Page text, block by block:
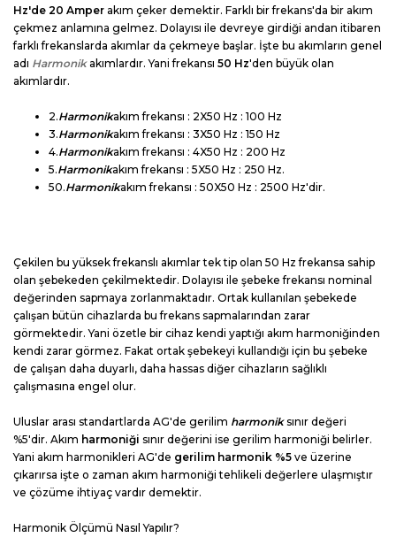
Hz'de 20 Amper akım çeker demektir. Farklı bir frekans'da bir akım
çekmez anlamına gelmez. Dolayısı ile devreye girdiği andan itibaren
farklı frekanslarda akımlar da çekmeye başlar. İşte bu akımların genel
adı Harmonik akımlardır. Yani frekansı 50 Hz'den büyük olan
akımlardır.
2.Harmonikakım frekansı : 2X50 Hz : 100 Hz
3.Harmonikakım frekansı : 3X50 Hz : 150 Hz
4.Harmonikakım frekansı : 4X50 Hz : 200 Hz
5.Harmonikakım frekansı : 5X50 Hz : 250 Hz.
50.Harmonikakım frekansı : 50X50 Hz : 2500 Hz'dir.
Çekilen bu yüksek frekanslı akımlar tek tip olan 50 Hz frekansa sahip
olan şebekeden çekilmektedir. Dolayısı ile şebeke frekansı nominal
değerinden sapmaya zorlanmaktadır. Ortak kullanılan şebekede
çalışan bütün cihazlarda bu frekans sapmalarından zarar
görmektedir. Yani özetle bir cihaz kendi yaptığı akım harmoniğinden
kendi zarar görmez. Fakat ortak şebekeyi kullandığı için bu şebeke
de çalışan daha duyarlı, daha hassas diğer cihazların sağlıklı
çalışmasına engel olur.
Uluslar arası standartlarda AG'de gerilim harmonik sınır değeri
%5'dir. Akım harmoniği sınır değerini ise gerilim harmoniği belirler.
Yani akım harmonikleri AG'de gerilim harmonik %5 ve üzerine
çıkarırsa işte o zaman akım harmoniği tehlikeli değerlere ulaşmıştır
ve çözüme ihtiyaç vardır demektir.
Harmonik Ölçümü Nasıl Yapılır?